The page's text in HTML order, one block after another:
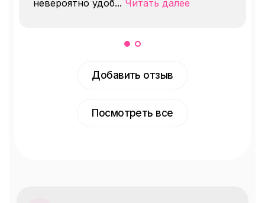
невероятно удоб... Читать далее
Добавить отзыв
Посмотреть все